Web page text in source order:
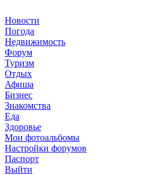
Новости
Погода
Недвижимость
Форум
Туризм
Отдых
Афиша
Бизнес
Знакомства
Еда
Здоровье
Мои фотоальбомы
Настройки форумов
Паспорт
Выйти